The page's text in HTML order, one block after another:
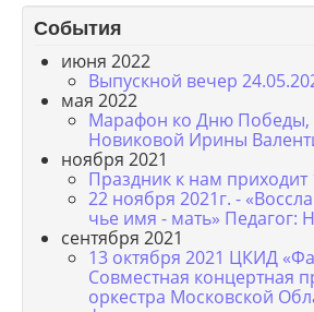
События
июня 2022
Выпускной вечер
мая 2022
Марафон ко Дню Победы,
Новиковой Ирины
ноября 2021
Праздник к нам приходит
22 ноября 2021г. -
чье имя - мать» Педагог:
сентября 2021
13 октября 2021 ЦКИД
Совместная концертная
оркестра Московской